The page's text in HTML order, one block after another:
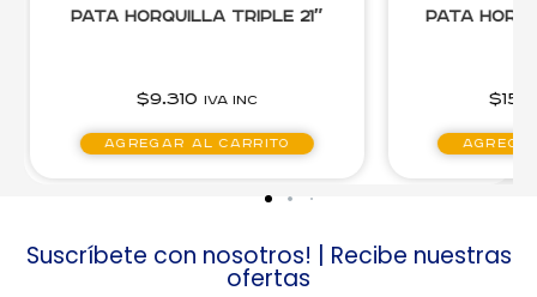
Pata Horquilla Triple 32″
$15.290 IVA inc
Agregar al carrito
Pata
$
Suscríbete con nosotros! | Recibe nuestras
ofertas